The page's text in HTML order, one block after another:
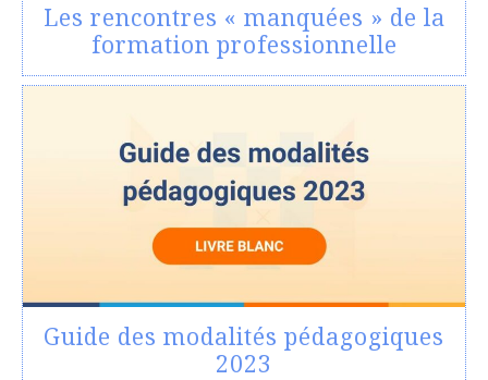
Les rencontres « manquées » de la
formation professionnelle
Guide des modalités pédagogiques
2023